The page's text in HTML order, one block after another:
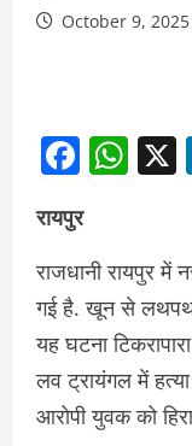
October 9, 2025
रायपुर
राजधानी रायपुर
गई है. खून से लथपथ
यह घटना
लव ट्रायंगल में
आरोपी युवक को